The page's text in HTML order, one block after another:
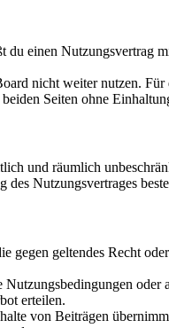
einen Nutzungsvertrag
nicht weiter nutzen.
Seiten ohne
und räumlich
Nutzungsvertrages
geltendes Recht
erteilen.
von Beiträgen